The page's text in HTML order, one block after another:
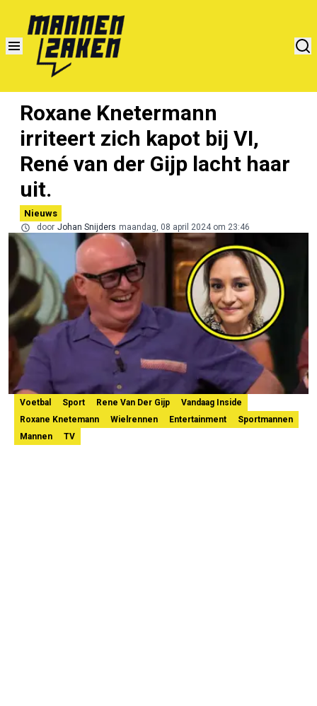
Roxane Knetermann
irriteert zich kapot bij VI,
René van der Gijp lacht haar
uit.
Nieuws
door Johan Snijders maandag, 08 april 2024 om 23:46
Voetbal Sport Rene Van Der Gijp
Vandaag Inside
Roxane Knetemann
Wielrennen Entertainment
Sportmannen
Mannen
TV